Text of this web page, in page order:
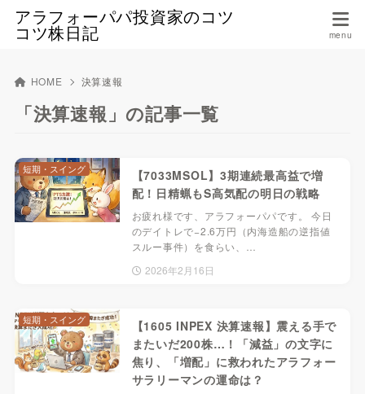
アラフォーパパ投資家のコツ
コツ株日記
HOME 決算速報
「決算速報」の記事一覧
【7033MSOL】3期連続最高益で増
配！日精蝋もS高気配の明日の戦略
お疲れ様です、アラフォーパパです。 今日
のデイトレで−2.6万円（内海造船の逆指値
スルー事件）を食らい、…
2026年2月16日
短期・スイング
【1605 INPEX 決算速報】震える手で
またいだ200株…！「減益」の文字に
焦り、「増配」に救われたアラフォー
サラリーマンの運命は？
短期・スイング